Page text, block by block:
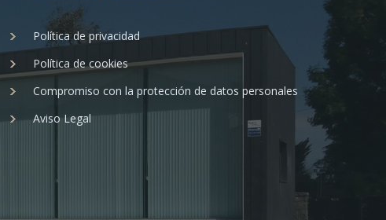
Política de privacidad
Política de cookies
Compromiso con la protección de datos personales
Aviso Legal